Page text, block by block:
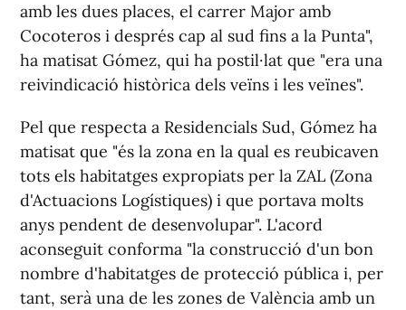
amb les dues places, el carrer Major amb
Cocoteros i després cap al sud fins a la Punta",
ha matisat Gómez, qui ha postil·lat que "era una
reivindicació històrica dels veïns i les veïnes".
Pel que respecta a Residencials Sud, Gómez ha
matisat que "és la zona en la qual es reubicaven
tots els habitatges expropiats per la ZAL (Zona
d'Actuacions Logístiques) i que portava molts
anys pendent de desenvolupar". L'acord
aconseguit conforma "la construcció d'un bon
nombre d'habitatges de protecció pública i, per
tant, serà una de les zones de València amb un